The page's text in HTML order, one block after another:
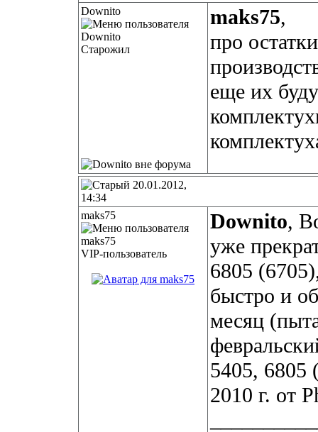
Downito
Старожил
maks75,
про
еще их
20.01.2012,
14:34
maks75
VIP-пользователь
Downito,
уже
6805
быстро и
месяц
5405, 6805
2010 г. от